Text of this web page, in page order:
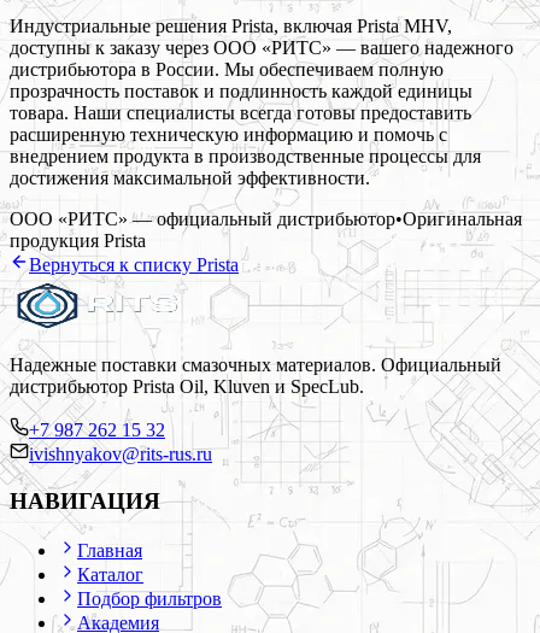
Индустриальные решения Prista, включая Prista MHV,
доступны к заказу через ООО «РИТС» — вашего надежного
дистрибьютора в России. Мы обеспечиваем полную
прозрачность поставок и подлинность каждой единицы
товара. Наши специалисты всегда готовы предоставить
расширенную техническую информацию и помочь с
внедрением продукта в производственные процессы для
достижения максимальной эффективности.
ООО «РИТС» — официальный дистрибьютор•Оригинальная
продукция Prista
Вернуться к списку Prista
Надежные поставки смазочных материалов. Официальный
дистрибьютор Prista Oil, Kluven и SpecLub.
+7 987 262 15 32
ivishnyakov@rits-rus.ru
НАВИГАЦИЯ
Главная
Каталог
Подбор фильтров
Академия